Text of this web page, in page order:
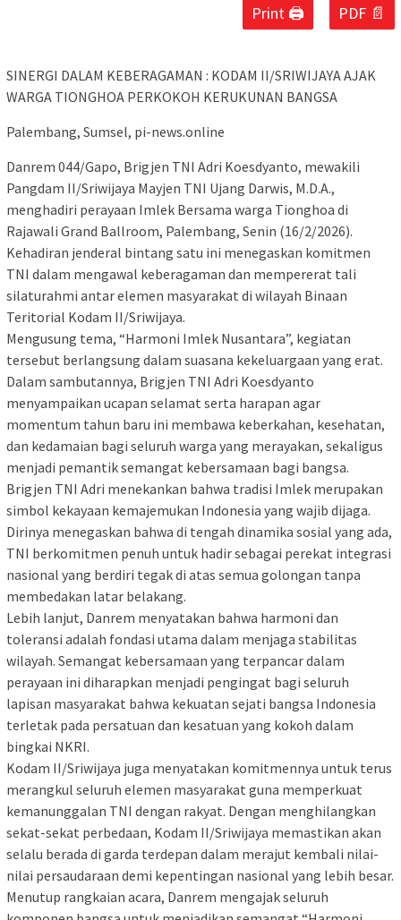
Print 🖨 PDF 📄
SINERGI DALAM KEBERAGAMAN : KODAM II/SRIWIJAYA AJAK
WARGA TIONGHOA PERKOKOH KERUKUNAN BANGSA
Palembang, Sumsel, pi-news.online
Danrem 044/Gapo, Brigjen TNI Adri Koesdyanto, mewakili
Pangdam II/Sriwijaya Mayjen TNI Ujang Darwis, M.D.A.,
menghadiri perayaan Imlek Bersama warga Tionghoa di
Rajawali Grand Ballroom, Palembang, Senin (16/2/2026).
Kehadiran jenderal bintang satu ini menegaskan komitmen
TNI dalam mengawal keberagaman dan mempererat tali
silaturahmi antar elemen masyarakat di wilayah Binaan
Teritorial Kodam II/Sriwijaya.
Mengusung tema, “Harmoni Imlek Nusantara”, kegiatan
tersebut berlangsung dalam suasana kekeluargaan yang erat.
Dalam sambutannya, Brigjen TNI Adri Koesdyanto
menyampaikan ucapan selamat serta harapan agar
momentum tahun baru ini membawa keberkahan, kesehatan,
dan kedamaian bagi seluruh warga yang merayakan, sekaligus
menjadi pemantik semangat kebersamaan bagi bangsa.
Brigjen TNI Adri menekankan bahwa tradisi Imlek merupakan
simbol kekayaan kemajemukan Indonesia yang wajib dijaga.
Dirinya menegaskan bahwa di tengah dinamika sosial yang ada,
TNI berkomitmen penuh untuk hadir sebagai perekat integrasi
nasional yang berdiri tegak di atas semua golongan tanpa
membedakan latar belakang.
Lebih lanjut, Danrem menyatakan bahwa harmoni dan
toleransi adalah fondasi utama dalam menjaga stabilitas
wilayah. Semangat kebersamaan yang terpancar dalam
perayaan ini diharapkan menjadi pengingat bagi seluruh
lapisan masyarakat bahwa kekuatan sejati bangsa Indonesia
terletak pada persatuan dan kesatuan yang kokoh dalam
bingkai NKRI.
Kodam II/Sriwijaya juga menyatakan komitmennya untuk terus
merangkul seluruh elemen masyarakat guna memperkuat
kemanunggalan TNI dengan rakyat. Dengan menghilangkan
sekat-sekat perbedaan, Kodam II/Sriwijaya memastikan akan
selalu berada di garda terdepan dalam merajut kembali nilai-
nilai persaudaraan demi kepentingan nasional yang lebih besar.
Menutup rangkaian acara, Danrem mengajak seluruh